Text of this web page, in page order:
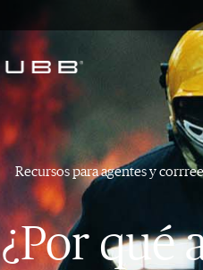
Recursos para agentes y
¿Por qué